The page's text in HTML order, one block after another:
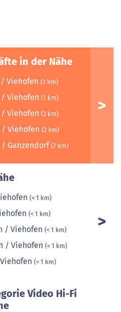
in der Nähe
Viehofen (1 km)
Viehofen (1 km)
Viehofen (2 km)
Viehofen (2 km)
Ganzendorf(7 km)
(< 1 km)
(< 1 km)
/ Viehofen (< 1 km)
/ Viehofen (< 1 km)
(< 1 km)
Video Hi-Fi